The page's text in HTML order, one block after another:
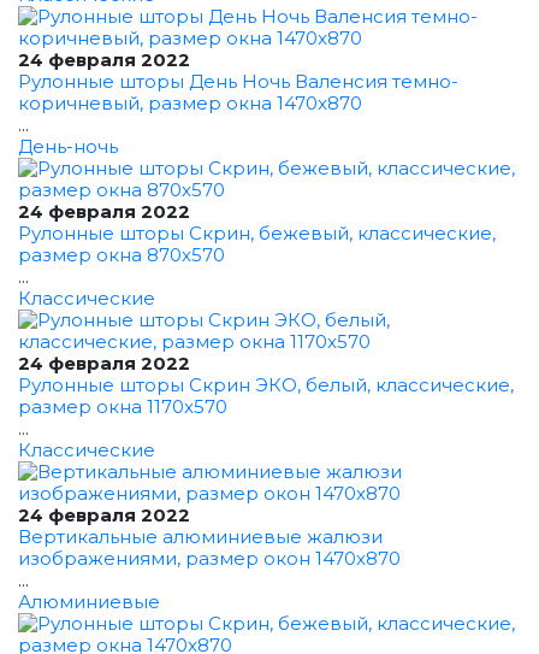
24 февраля 2022
Рулонные шторы День Ночь Валенсия темно-
коричневый, размер окна 1470x870
...
День-ночь
24 февраля 2022
Рулонные шторы Скрин, бежевый, классические,
размер окна 870x570
...
Классические
24 февраля 2022
Рулонные шторы Скрин ЭКО, белый, классические,
размер окна 1170x570
...
Классические
24 февраля 2022
Вертикальные алюминиевые жалюзи
изображениями, размер окон 1470x870
...
Алюминиевые